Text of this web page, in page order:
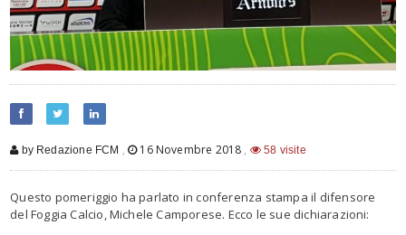
by Redazione FCM , 16 Novembre 2018 , 58 visite
Questo pomeriggio ha parlato in conferenza stampa il difensore
del Foggia Calcio, Michele Camporese. Ecco le sue dichiarazioni: